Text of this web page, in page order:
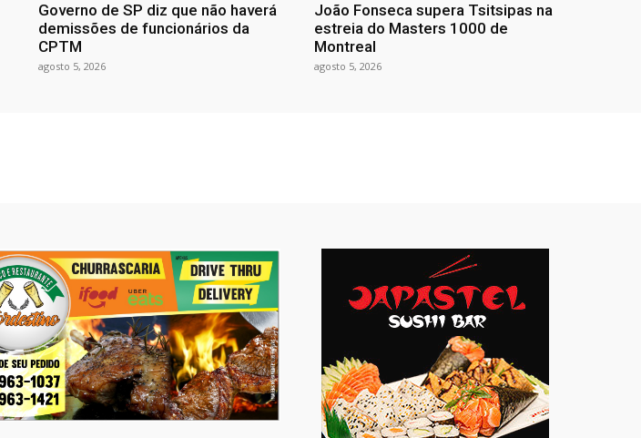
Governo de SP diz que não haverá
demissões de funcionários da
CPTM
agosto 5, 2026
João Fonseca supera Tsitsipas na
estreia do Masters 1000 de
Montreal
agosto 5, 2026